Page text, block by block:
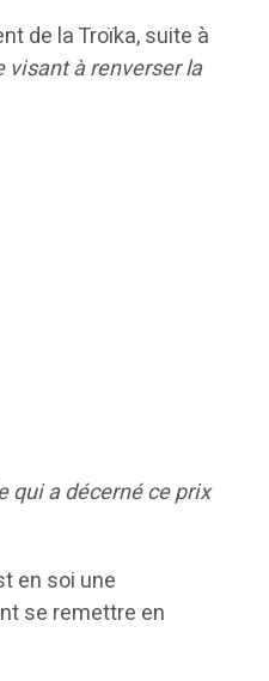
de la Troïka, suite à
visant à renverser la
qui a décerné ce prix
en soi une
se remettre en